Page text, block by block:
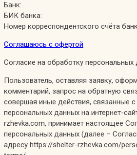
Банк:
БИК банка:
Номер корреспондентского счёта
Соглашаюсь с офертой
Согласие на обработку персональных
Пользователь, оставляя заявку,
комментарий, запрос на обратную
совершая иные действия, связанные
персональных данных на интернет-
rzhevka.com, принимает настоящее
персональных данных (далее –
адресу https://shelter-rzhevka.com/